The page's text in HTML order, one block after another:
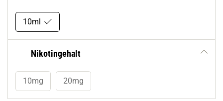
10ml
Nikotingehalt
10mg 20mg